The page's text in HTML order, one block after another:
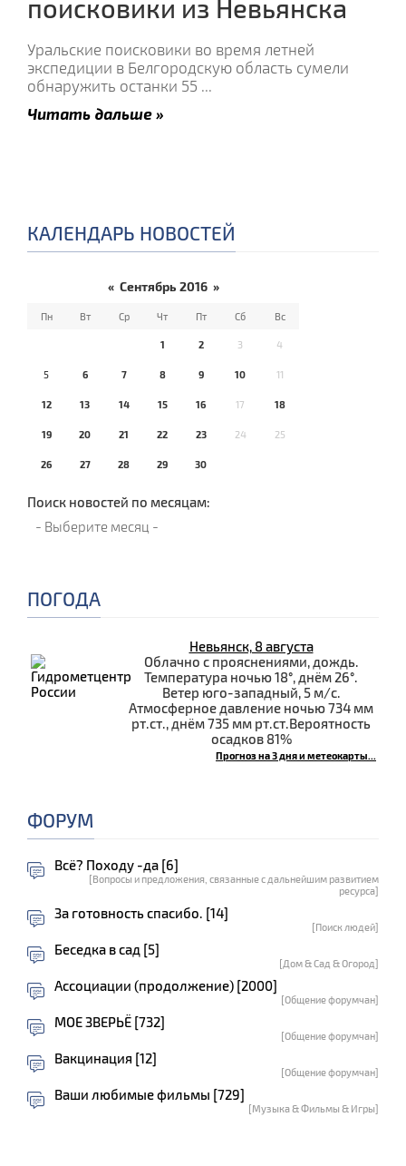
поисковики из Невьянска
Уральские поисковики во время летней
экспедиции в Белгородскую область сумели
обнаружить останки 55 ...
Читать дальше »
КАЛЕНДАРЬ НОВОСТЕЙ
« Сентябрь 2016 »
Пн Вт Ср Чт Пт Сб Вс
1 2 3 4
5 6 7 8 9 10 11
12 13 14 15 16 17 18
19 20 21 22 23 24 25
26 27 28 29 30
Поиск новостей по месяцам:
ПОГОДА
Невьянск, 8 августа
Облачно с прояснениями, дождь.
Температура ночью 18°, днём 26°.
Ветер юго-западный, 5 м/с.
Атмосферное давление ночью 734 мм
рт.ст., днём 735 мм рт.ст.Вероятность
осадков 81%
Прогноз на 3 дня и метеокарты...
ФОРУМ
Всё? Походу -да [6]
[Вопросы и предложения, связанные с дальнейшим развитием
ресурса]
За готовность спасибо. [14]
[Поиск людей]
Беседка в сад [5]
[Дом & Сад & Огород]
Ассоциации (продолжение) [2000]
[Общение форумчан]
МОЕ ЗВЕРЬЁ [732]
[Общение форумчан]
Вакцинация [12]
[Общение форумчан]
Ваши любимые фильмы [729]
[Музыка & Фильмы & Игры]